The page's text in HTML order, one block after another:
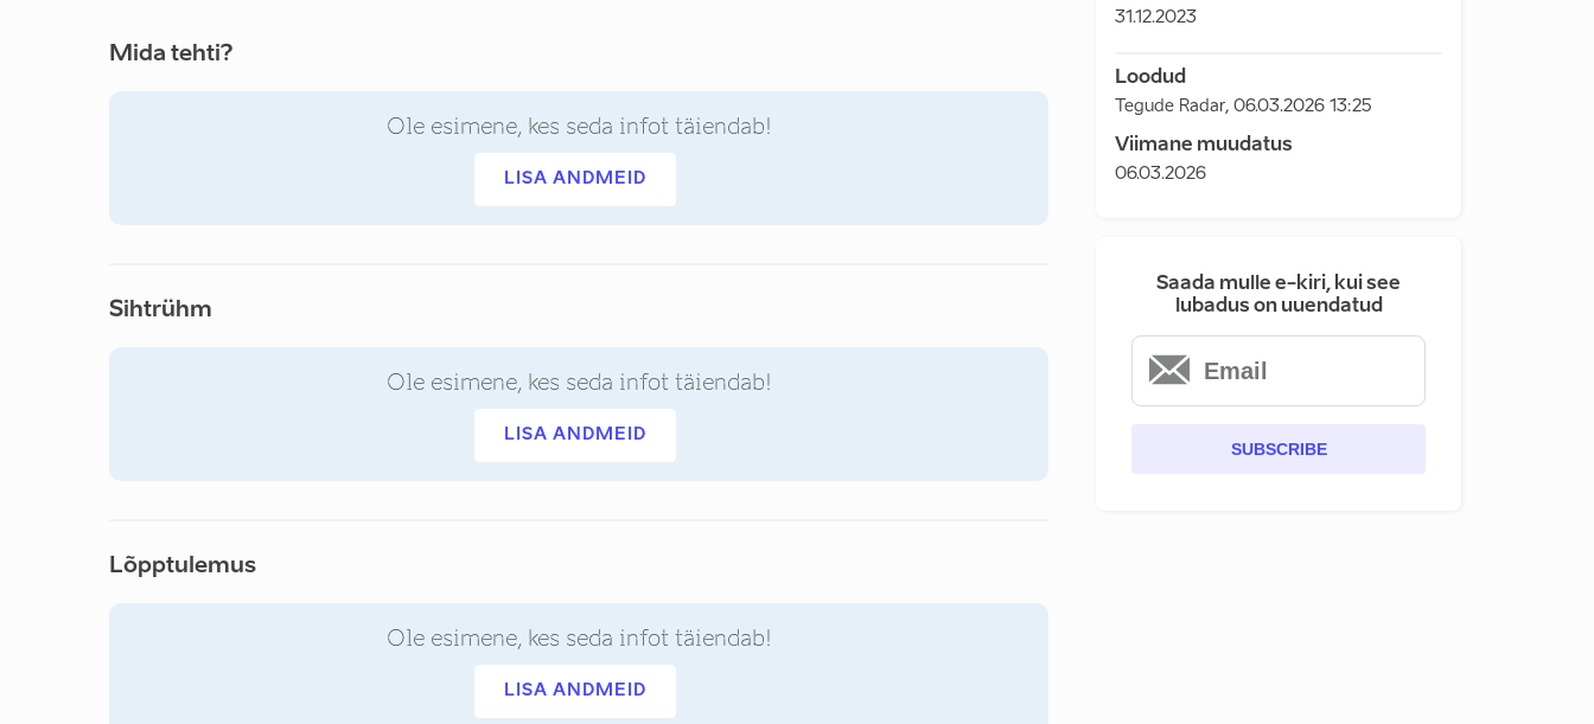
Mida tehti?
Ole esimene, kes seda infot täiendab!
LISA ANDMEID
Sihtrühm
Ole esimene, kes seda infot täiendab!
LISA ANDMEID
Lõpptulemus
Ole esimene, kes seda infot täiendab!
LISA ANDMEID
31.12.2023
Loodud
Tegude Radar, 06.03.2026 13:25
Viimane muudatus
06.03.2026
Saada mulle e-kiri, kui see
lubadus on uuendatud
SUBSCRIBE